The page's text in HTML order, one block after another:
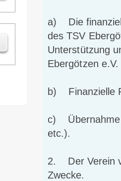
a) Die
des TSV
Unterstützung
Ebergötzen e.V.
b) Finanzielle
c) Übernahme
etc.).
2. Der Verein
Zwecke.